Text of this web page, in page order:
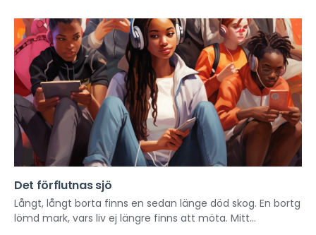
Det förflutnas sjö
Långt, långt borta finns en sedan länge död skog. En bortg
lömd mark, vars liv ej längre finns att möta. Mitt...